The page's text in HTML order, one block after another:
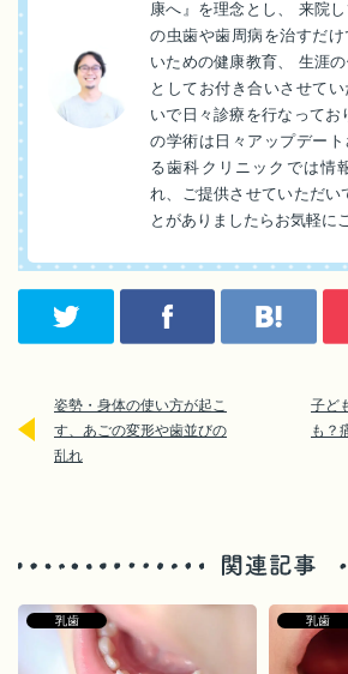
康へ』を理念とし、 来院
の虫歯や歯周病を治すだ
いための健康教育、 生涯
としてお付き合いさせて
いで日々診療を行なって
の学術は日々アップデー
る歯科クリニックでは情
れ、ご提供させていただい
とがありましたらお気軽に
姿勢・身体の使い方が起こ
す、あごの変形や歯並びの
乱れ
子ど
も？
乳歯 乳歯